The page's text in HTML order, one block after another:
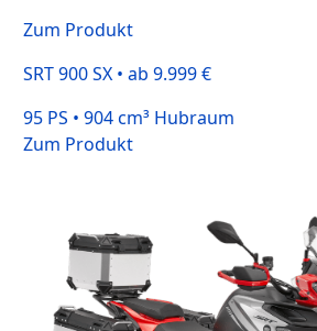
Zum Produkt
SRT 900 SX • ab 9.999 €
95 PS • 904 cm³ Hubraum
Zum Produkt